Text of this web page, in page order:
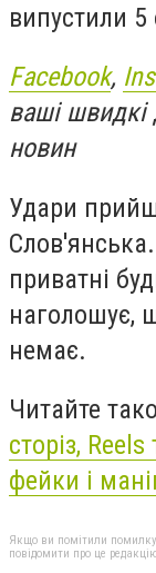
випустили 5
Facebook,
ваші швидкі
новин
Удари
приватні
наголошує,
немає.
Читайте
сторіз,
фейки і
Якщо ви помітили помилку,
повідомити про це